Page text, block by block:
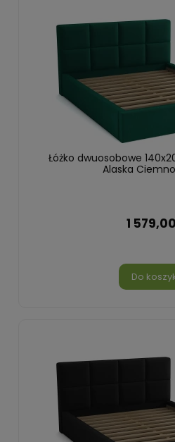
Łóżko dwuosobowe
Alaska
1
Do